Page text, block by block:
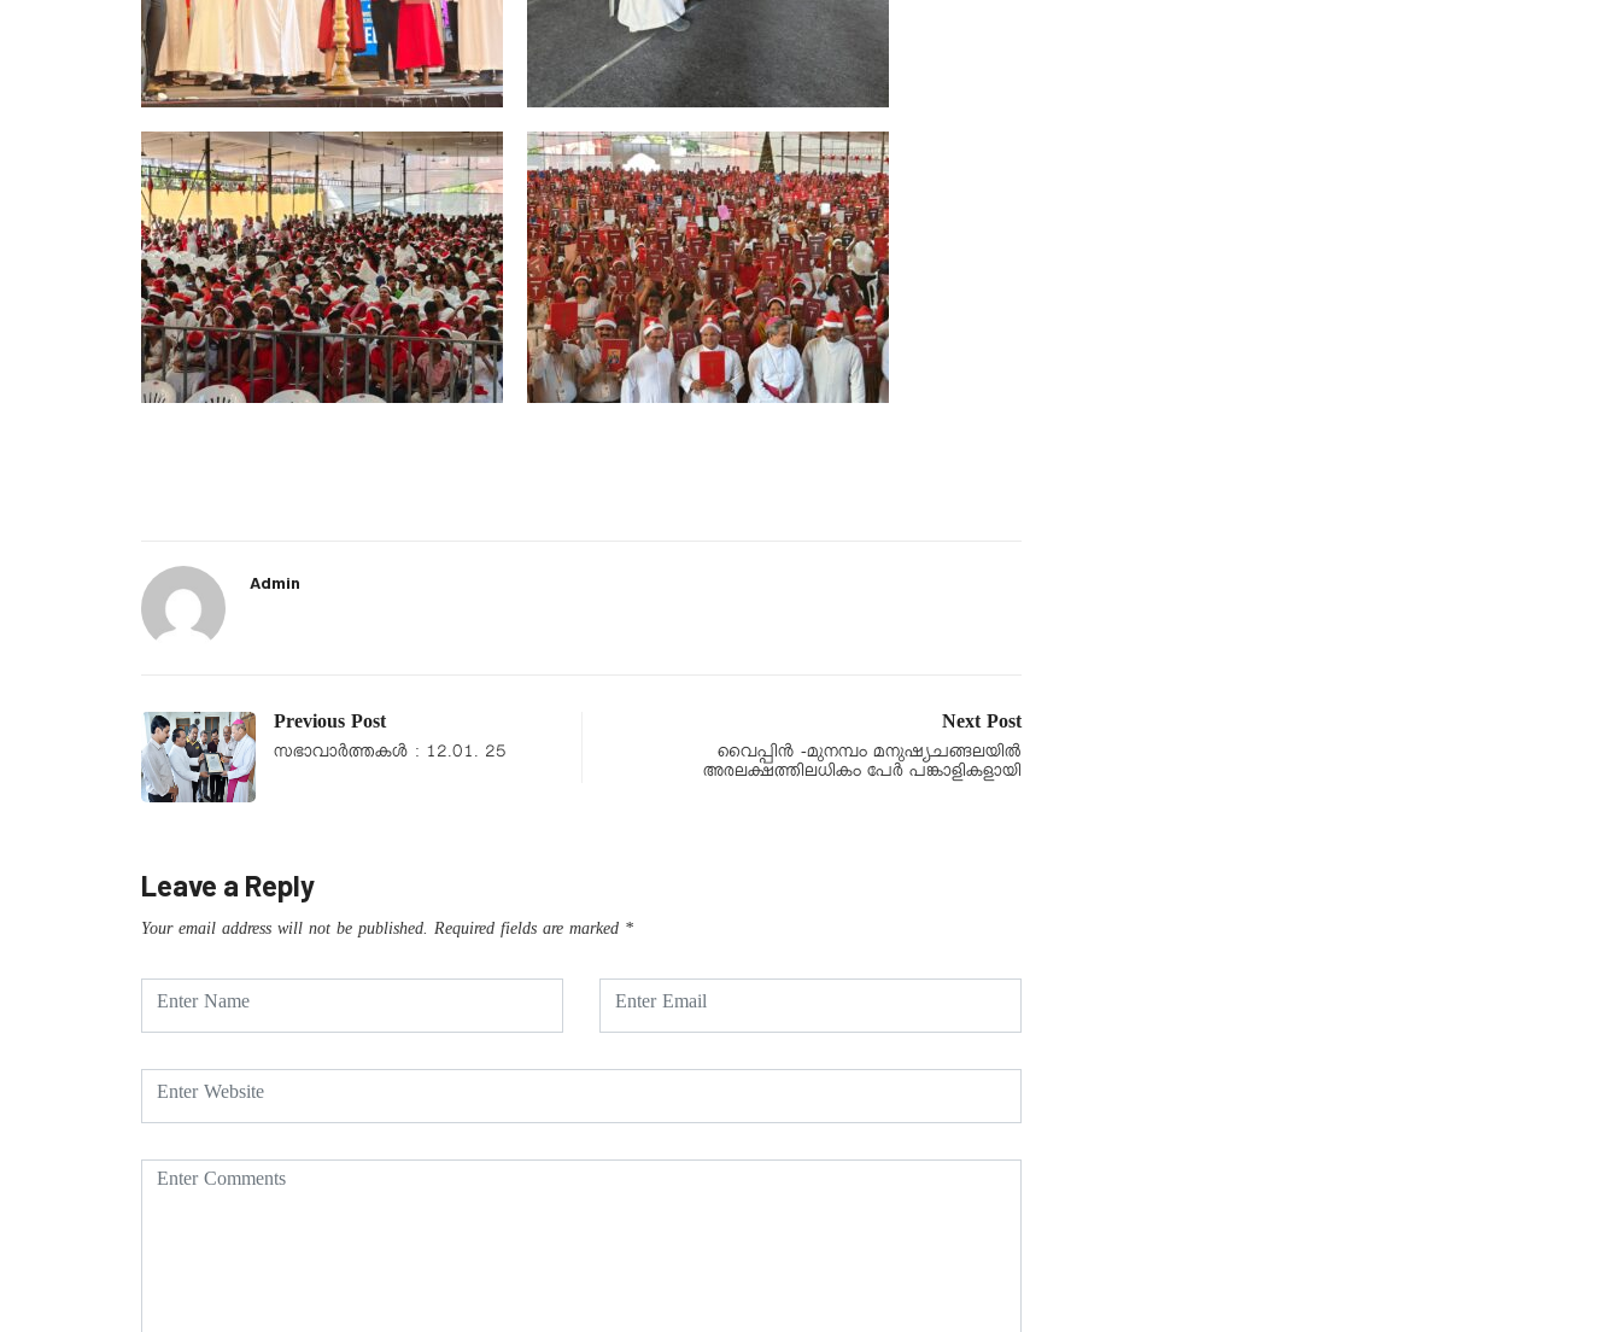
Admin
Previous Post
സഭാവാര്‍ത്തകള്‍ : 12.01. 25
Next Post
വൈപ്പിൻ -മുനമ്പം മനുഷ്യചങ്ങലയില്‍
അരലക്ഷത്തിലധികം പേര്‍ പങ്കാളികളായി
Leave a Reply
Your email address will not be published. Required fields are marked *